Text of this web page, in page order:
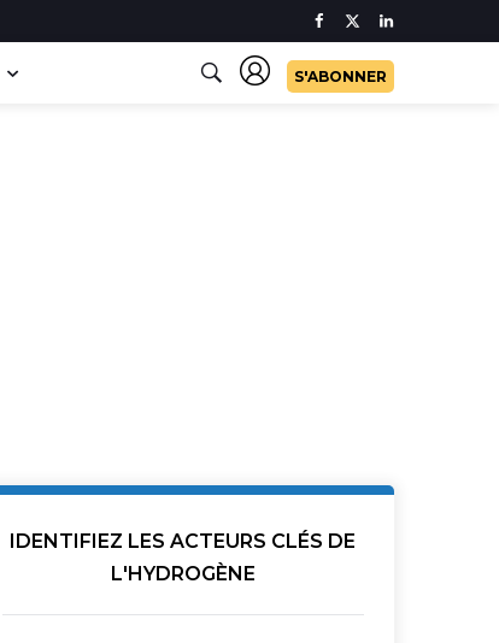
S'ABONNER
IDENTIFIEZ LES ACTEURS CLÉS DE
L'HYDROGÈNE